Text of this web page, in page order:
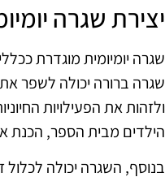
יצירת שגרה
שגרה יומיומית מוגדרת
שגרה ברורה יכולה לשפר את
ולזהות את הפעילויות
הילדים מבית הספר, הכנת
בנוסף, השגרה יכולה